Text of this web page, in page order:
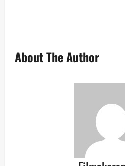
About The Author